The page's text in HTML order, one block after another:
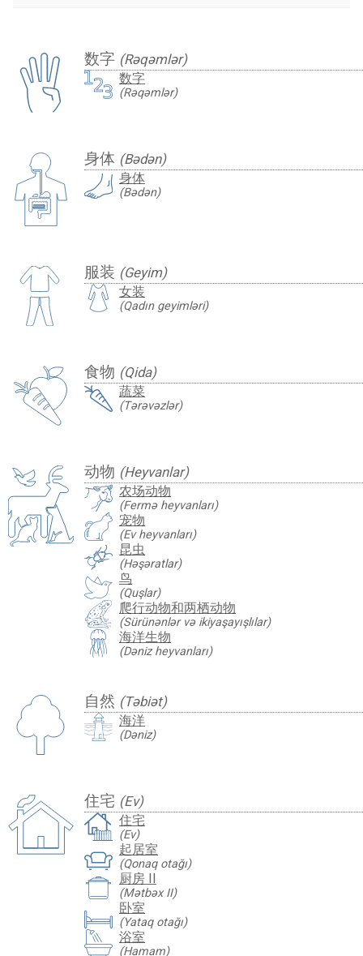
数字 (Rəqəmlər)
数字
(Rəqəmlər)
身体 (Bədən)
身体
(Bədən)
服装 (Geyim)
女装
(Qadın geyimləri)
食物 (Qida)
蔬菜
(Tərəvəzlər)
动物 (Heyvanlar)
农场动物
(Fermə heyvanları)
宠物
(Ev heyvanları)
昆虫
(Həşəratlar)
鸟
(Quşlar)
爬行动物和两栖动物
(Sürünənlər və ikiyaşayışlılar)
海洋生物
(Dəniz heyvanları)
自然 (Təbiət)
海洋
(Dəniz)
住宅 (Ev)
住宅
(Ev)
起居室
(Qonaq otağı)
厨房 II
(Mətbəx II)
卧室
(Yataq otağı)
浴室
(Hamam)